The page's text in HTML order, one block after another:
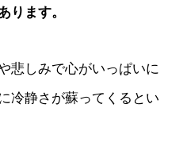
ります。
悲しみで心がいっぱいに
冷静さが蘇ってくるとい